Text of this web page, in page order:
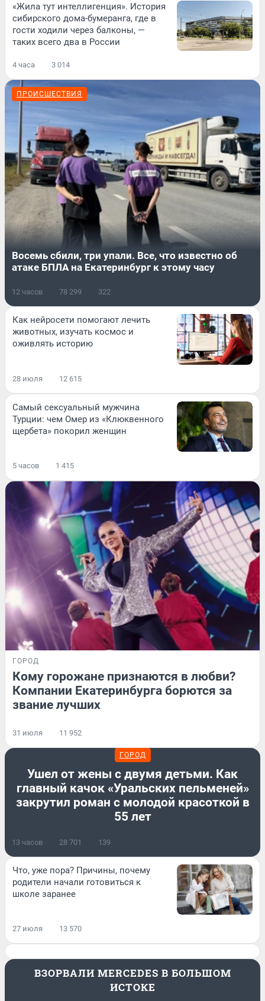
«Жила тут интеллигенция». История
сибирского дома-бумеранга, где в
гости ходили через балконы, —
таких всего два в России
4 часа 3 014
ПРОИСШЕСТВИЯ
Восемь сбили, три упали. Все, что известно об
атаке БПЛА на Екатеринбург к этому часу
12 часов 78 299 322
Как нейросети помогают лечить
животных, изучать космос и
оживлять историю
28 июля 12 615
Самый сексуальный мужчина
Турции: чем Омер из «Клюквенного
щербета» покорил женщин
5 часов 1 415
ГОРОД
Кому горожане признаются в любви?
Компании Екатеринбурга борются за
звание лучших
31 июля 11 952
ГОРОД
Ушел от жены с двумя детьми. Как
главный качок «Уральских пельменей»
закрутил роман с молодой красоткой в
55 лет
13 часов 28 701 139
Что, уже пора? Причины, почему
родители начали готовиться к
школе заранее
27 июля 13 570
ВЗОРВАЛИ MERCEDES В БОЛЬШОМ
ИСТОКЕ